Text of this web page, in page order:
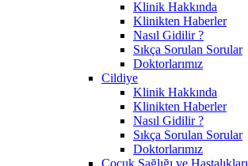
Klinik Hakkında
Klinikten Haberler
Nasıl Gidilir ?
Sıkça Sorulan Sorular
Doktorlarımız
Cildiye
Klinik Hakkında
Klinikten Haberler
Nasıl Gidilir ?
Sıkça Sorulan Sorular
Doktorlarımız
Çocuk Sağlığı ve Hastalıkları